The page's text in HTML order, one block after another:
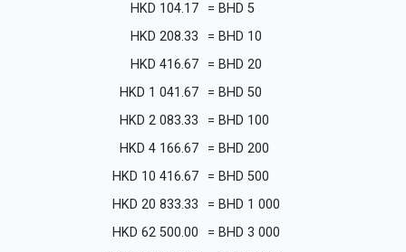
5
BHD
=
104.17
HKD
10
BHD
=
208.33
HKD
20
BHD
=
416.67
HKD
50
BHD
=
1 041.67
HKD
100
BHD
=
2 083.33
HKD
200
BHD
=
4 166.67
HKD
500
BHD
=
10 416.67
HKD
1 000
BHD
=
20 833.33
HKD
3 000
BHD
=
62 500.00
HKD